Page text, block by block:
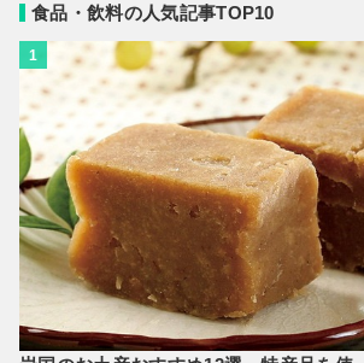
食品・飲料の人気記事TOP10
1